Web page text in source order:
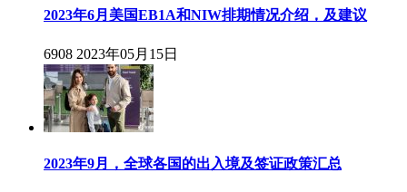
2023年6月美国EB1A和NIW排期情况介绍，及建议
6908 2023年05月15日
2023年9月，全球各国的出入境及签证政策汇总